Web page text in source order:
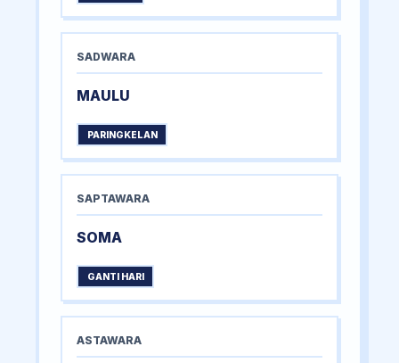
SADWARA
MAULU
PARINGKELAN
SAPTAWARA
SOMA
GANTI HARI
ASTAWARA